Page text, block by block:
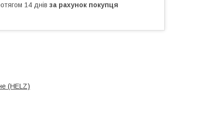
14 днів за рахунок покупця
(HELZ)